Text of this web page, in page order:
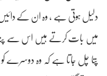
دلیل ہوتی ہے ، وہ ان کے
میں بات کرتے ہیں اس سے پتہ
پتا چل جاتا ہے کہ وہ دوسرے